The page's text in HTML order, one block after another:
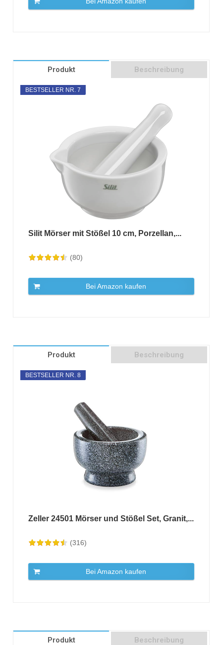
Produkt Beschreibung
BESTSELLER NR. 7
Silit Mörser mit Stößel 10 cm, Porzellan,...
(80)
Bei Amazon kaufen
Produkt Beschreibung
BESTSELLER NR. 8
Zeller 24501 Mörser und Stößel Set, Granit,...
(316)
Bei Amazon kaufen
Produkt Beschreibung